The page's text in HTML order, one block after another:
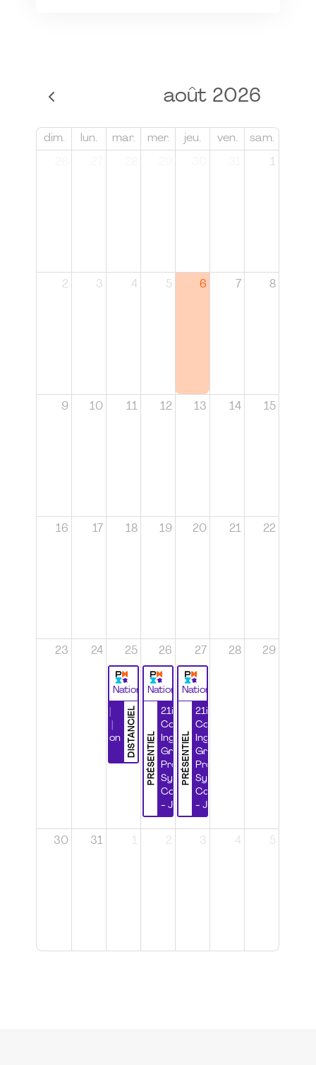
août 2026
dim. lun. mar. mer. jeu. ven. sam.
1
2 3 4 5 6 7 8
9 10 11 12 13 14 15
16 17 18 19 20 21 22
23 24 25
National
DISTANCIEL
Certification
26
National
PRÉSENTIEL
21ième
Congrès
Ingénierie
Grands
Projets et
Systèmes
Complexes
- Jour 1
27
National
PRÉSENTIEL
21ième
Congrès
Ingénierie
Grands
Projets et
Systèmes
Complexes
- Jour 2
28 29
30 31 1 2 3 4 5